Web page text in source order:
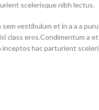
scelerisque nibh lectus.
vestibulum et in a a a
class eros.Condimentum a
hac parturient